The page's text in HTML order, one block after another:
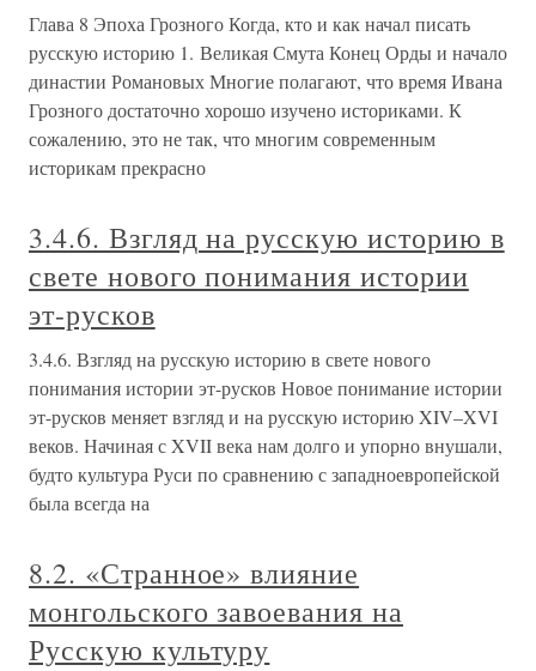
Глава 8 Эпоха Грозного Когда, кто и как начал писать
русскую историю 1. Великая Смута Конец Орды и начало
династии Романовых Многие полагают, что время Ивана
Грозного достаточно хорошо изучено историками. К
сожалению, это не так, что многим современным
историкам прекрасно
3.4.6. Взгляд на русскую историю в
свете нового понимания истории
эт-русков
3.4.6. Взгляд на русскую историю в свете нового
понимания истории эт-русков Новое понимание истории
эт-русков меняет взгляд и на русскую историю XIV–XVI
веков. Начиная с XVII века нам долго и упорно внушали,
будто культура Руси по сравнению с западноевропейской
была всегда на
8.2. «Странное» влияние
монгольского завоевания на
Русскую культуру